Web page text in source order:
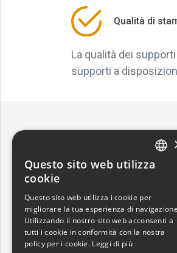
Qualità di
La qualità dei
supporti a
SERVIZIO
I nostri artisti
Trova il punto vendita
Questo sito web utilizza
cookie
Questo sito web utilizza i cookie per
migliorare la tua esperienza di
Utilizzando il nostro sito web acconsenti a
tutti i cookie in conformità con la nostra
policy per i cookie. Leggi di più